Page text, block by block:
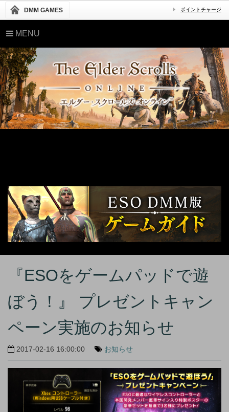
DMM GAMES ポイントチャージ
MENU
『ESOをゲームパッドで遊
ぼう！』 プレゼントキャン
ペーン実施のお知らせ
2017-02-16 16:00:00 お知らせ